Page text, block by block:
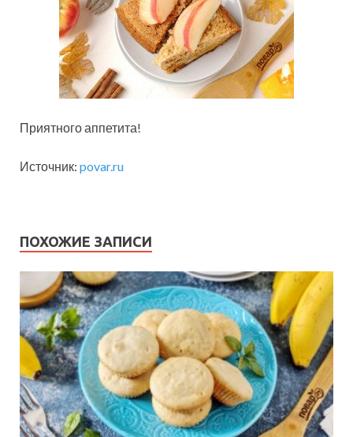
Приятного аппетита!
Источник: povar.ru
ПОХОЖИЕ ЗАПИСИ